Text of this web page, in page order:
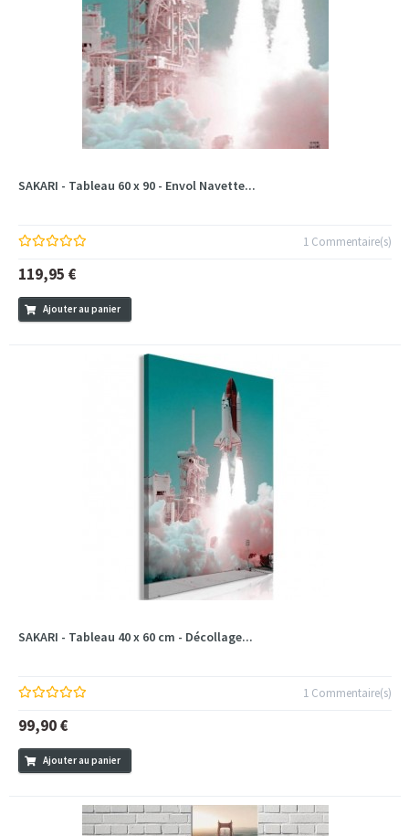
SAKARI - Tableau 60 x 90 - Envol Navette...
1 Commentaire(s)
119,95 €
Ajouter au panier
SAKARI - Tableau 40 x 60 cm - Décollage...
1 Commentaire(s)
99,90 €
Ajouter au panier